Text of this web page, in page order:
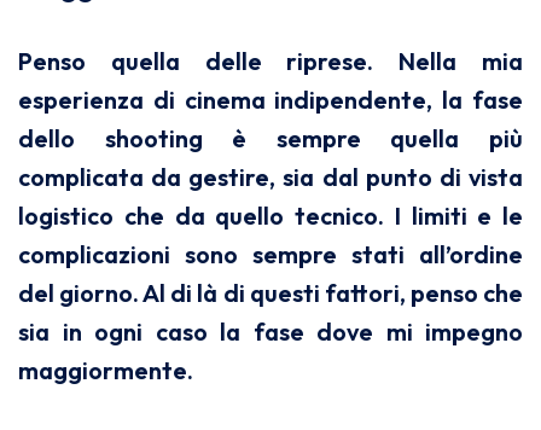
Penso quella delle riprese. Nella mia
esperienza di cinema indipendente, la fase
dello shooting è sempre quella più
complicata da gestire, sia dal punto di vista
logistico che da quello tecnico. I limiti e le
complicazioni sono sempre stati all’ordine
del giorno. Al di là di questi fattori, penso che
sia in ogni caso la fase dove mi impegno
maggiormente.